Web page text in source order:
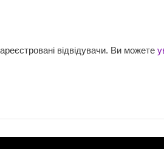
відвідувачи. Ви можете